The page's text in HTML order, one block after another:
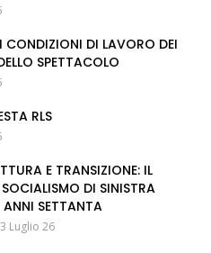
CONDIZIONI DI LAVORO DEI
SPETTACOLO
RLS
E TRANSIZIONE: IL
DI SINISTRA
ANNI SETTANTA
Luglio 26